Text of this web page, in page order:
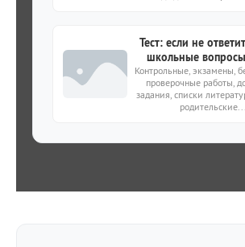
Тест: если не
школьные
совершенно зря
лет своей
Контрольные, экзамены,
проверочные работы,
задания, списки
родительские...